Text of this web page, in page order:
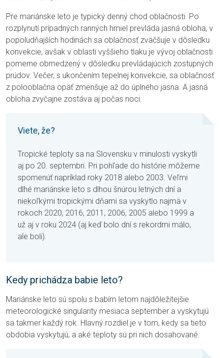
Pre mariánske leto je typický denný chod oblačnosti. Po
rozplynutí prípadných ranných hmiel prevláda jasná obloha, v
popoludňajších hodinách sa oblačnosť zväčšuje v dôsledku
konvekcie, avšak v oblasti vyššieho tlaku je vývoj oblačnosti
pomerne obmedzený v dôsledku prevládajúcich zostupných
prúdov. Večer, s ukončením tepelnej konvekcie, sa oblačnosť
z polooblačna opäť zmenšuje až do úplného jasna. A jasná
obloha zvyčajne zostáva aj počas noci.
Viete, že?
Tropické teploty sa na Slovensku v minulosti vyskytli
aj po 20. septembri. Pri pohľade do histórie môžeme
spomenúť napríklad roky 2018 alebo 2003. Veľmi
dlhé mariánske leto s dlhou šnúrou letných dní a
niekoľkými tropickými dňami sa vyskytlo najmä v
rokoch 2020, 2016, 2011, 2006, 2005 alebo 1999 a
už aj v roku 2024 (aj keď bolo dní s rekordmi málo,
ale boli).
Kedy prichádza babie leto?
Mariánske leto sú spolu s babím letom najdôležitejšie
meteorologické singularity mesiaca september a vyskytujú
sa takmer každý rok. Hlavný rozdiel je v tom, kedy sa tieto
obdobia vyskytujú, a aké teploty sú pri nich dosahované.